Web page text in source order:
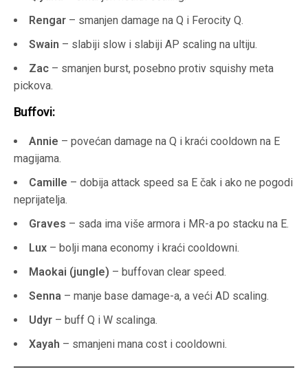
Rengar – smanjen damage na Q i Ferocity Q.
Swain – slabiji slow i slabiji AP scaling na ultiju.
Zac – smanjen burst, posebno protiv squishy meta
pickova.
Buffovi:
Annie – povećan damage na Q i kraći cooldown na E
magijama.
Camille – dobija attack speed sa E čak i ako ne pogodi
neprijatelja.
Graves – sada ima više armora i MR-a po stacku na E.
Lux – bolji mana economy i kraći cooldowni.
Maokai (jungle) – buffovan clear speed.
Senna – manje base damage-a, a veći AD scaling.
Udyr – buff Q i W scalinga.
Xayah – smanjeni mana cost i cooldowni.